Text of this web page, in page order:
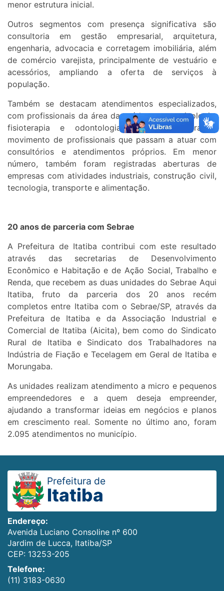
menor estrutura inicial.
Outros segmentos com presença significativa são
consultoria em gestão empresarial, arquitetura,
engenharia, advocacia e corretagem imobiliária, além
de comércio varejista, principalmente de vestuário e
acessórios, ampliando a oferta de serviços à
população.
Também se destacam atendimentos especializados,
com profissionais da área da saúde, como psicologia,
fisioterapia e odontologia, apontando para o
movimento de profissionais que passam a atuar com
consultórios e atendimentos próprios. Em menor
número, também foram registradas aberturas de
empresas com atividades industriais, construção civil,
tecnologia, transporte e alimentação.
20 anos de parceria com Sebrae
A Prefeitura de Itatiba contribui com este resultado
através das secretarias de Desenvolvimento
Econômico e Habitação e de Ação Social, Trabalho e
Renda, que recebem as duas unidades do Sebrae Aqui
Itatiba, fruto da parceria dos 20 anos recém
completos entre Itatiba com o Sebrae/SP, através da
Prefeitura de Itatiba e da Associação Industrial e
Comercial de Itatiba (Aicita), bem como do Sindicato
Rural de Itatiba e Sindicato dos Trabalhadores na
Indústria de Fiação e Tecelagem em Geral de Itatiba e
Morungaba.
As unidades realizam atendimento a micro e pequenos
empreendedores e a quem deseja empreender,
ajudando a transformar ideias em negócios e planos
em crescimento real. Somente no último ano, foram
2.095 atendimentos no município.
Prefeitura de
Itatiba
Endereço:
Avenida Luciano Consoline nº 600
Jardim de Lucca, Itatiba/SP
CEP: 13253-205
Telefone:
(11) 3183-0630